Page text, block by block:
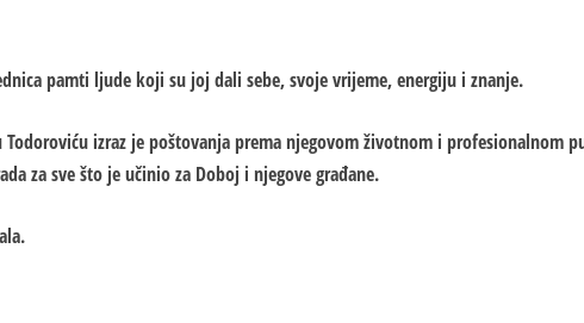
pamti ljude koji su joj dali sebe, svoje vrijeme, energiju i znanje.
Todoroviću izraz je poštovanja prema njegovom životnom i profesionalnom
za sve što je učinio za Doboj i njegove građane.